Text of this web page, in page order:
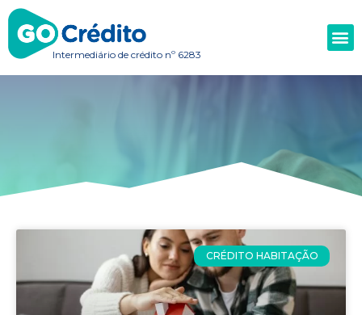
Intermediário de crédito nº 6283
CRÉDITO HABITAÇÃO